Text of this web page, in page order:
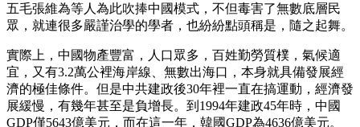
五毛張維為等人為此吹捧中國模式，不但毒害了無數底層民
眾，就連很多嚴謹治學的學者，也紛紛點頭稱是，隨之起舞。
實際上，中國物產豐富，人口眾多，百姓勤勞質樸，氣候適
宜，又有3.2萬公裡海岸線、無數出海口，本身就具備發展經
濟的極佳條件。但是中共建政後30年裡一直在搞運動，經濟發
展緩慢，有幾年甚至是負增長。到1994年建政45年時，中國
GDP僅5643億美元，而在這一年，韓國GDP為4636億美元。